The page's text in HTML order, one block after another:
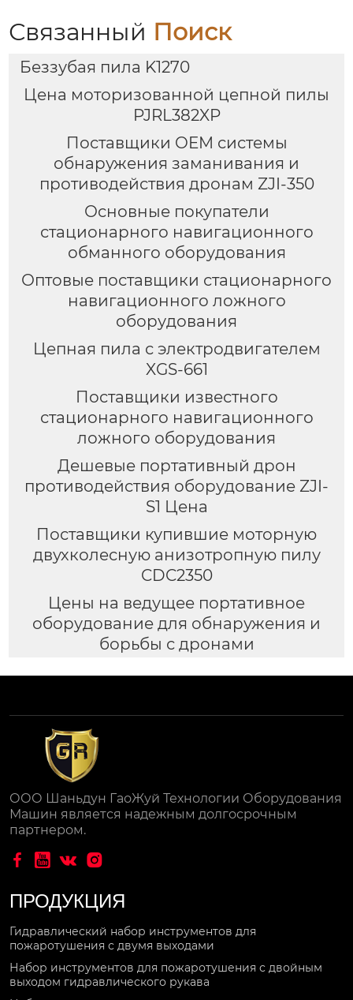
Связанный Поиск
Беззубая пила K1270
Цена моторизованной цепной пилы
PJRL382XP
Поставщики OEM системы
обнаружения заманивания и
противодействия дронам ZJI-350
Основные покупатели
стационарного навигационного
обманного оборудования
Оптовые поставщики стационарного
навигационного ложного
оборудования
Цепная пила с электродвигателем
XGS-661
Поставщики известного
стационарного навигационного
ложного оборудования
Дешевые портативный дрон
противодействия оборудование ZJI-
S1 Цена
Поставщики купившие моторную
двухколесную анизотропную пилу
CDC2350
Цены на ведущее портативное
оборудование для обнаружения и
борьбы с дронами
ООО Шаньдун ГаоЖуй Технологии Оборудования
Машин является надежным долгосрочным
партнером.
   
ПРОДУКЦИЯ
Гидравлический набор инструментов для
пожаротушения с двумя выходами
Набор инструментов для пожаротушения с двойным
выходом гидравлического рукава